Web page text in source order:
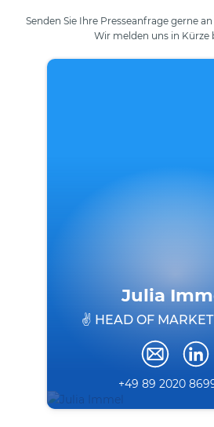
Senden Sie Ihre Presseanfrage gerne
Wir melden uns in Kürze
Julia
✌ HEAD OF
+49 89 2020